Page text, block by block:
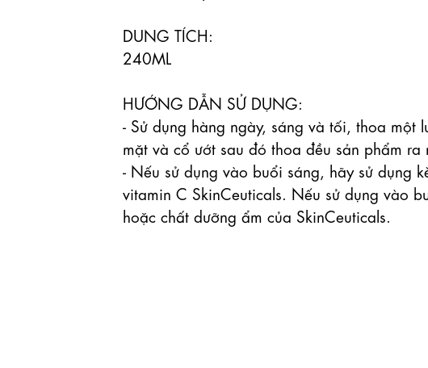
DUNG TÍCH:
240ML
HƯỚNG DẪN SỬ DỤNG:
- Sử dụng hàng ngày, sáng và tối, thoa một
mặt và cổ ướt sau đó thoa đều sản phẩm ra
- Nếu sử dụng vào buổi sáng, hãy sử dụng
vitamin C SkinCeuticals. Nếu sử dụng vào
hoặc chất dưỡng ẩm của SkinCeuticals.